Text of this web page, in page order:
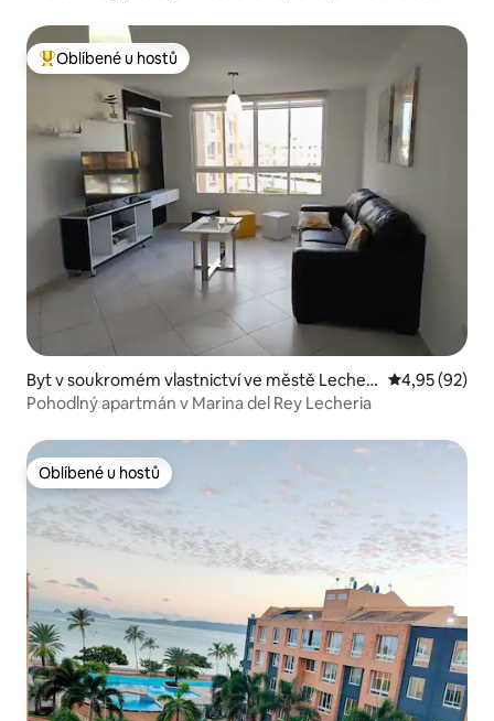
Nejlepší v kategorii Oblíbené u hostů
Oblíbené u hostů
Byt v soukromém vlastnictví ve městě Lecheri
a
Průměrné
4,95 (92)
Pohodlný apartmán v Marina del Rey Lecheria
Oblíbené u hostů
Oblíbené u hostů